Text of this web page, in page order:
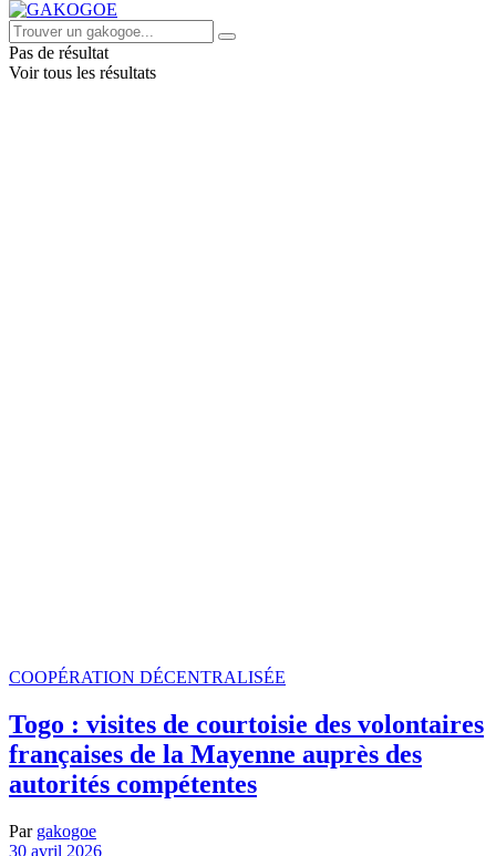
Pas de résultat
Voir tous les résultats
COOPÉRATION DÉCENTRALISÉE
Togo : visites de courtoisie des volontaires
françaises de la Mayenne auprès des
autorités compétentes
Par gakogoe
30 avril 2026